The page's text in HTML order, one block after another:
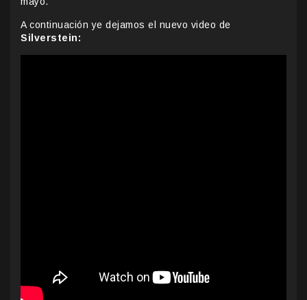
A continuación ye dejamos el nuevo video de
Silverstein: